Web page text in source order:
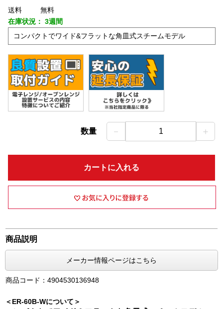
送料
無料
在庫状況： 3週間
コンパクトでワイド&フラットな角皿式スチームモデル
数量 － 1 ＋
カートに入れる
商品説明
メーカー情報ページはこちら
商品コード：4904530136948
＜ER-60B-Wについて＞